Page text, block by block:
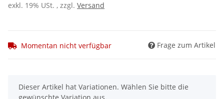
exkl. 19% USt. , zzgl. Versand
Momentan nicht verfügbar Frage zum Artikel
x
Dieser Artikel hat Variationen. Wählen Sie bitte die